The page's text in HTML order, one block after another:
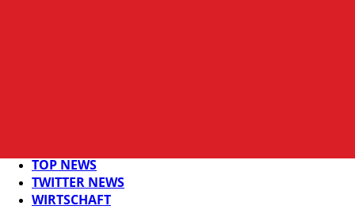
TOP NEWS
TWITTER NEWS
WIRTSCHAFT